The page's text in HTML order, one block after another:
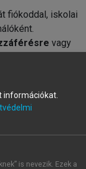
fiókoddal, iskolai
vagy
fiókot.
információkat.
is nevezik. Ezek a